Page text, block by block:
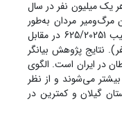
۱۳۹۰ به ۴۹۶ مرگ در هر یک میلیون نفر در سال
مرگ‌ومیر مردان به‌طور
معناداری بیش از زنان گزارش شد (به‌ترتیب 625/20251 در مقابل
نفر). نتایج پژوهش بیانگر
در ایران است. الگوی
می‌شوند و از نظر
گیلان و کمترین در